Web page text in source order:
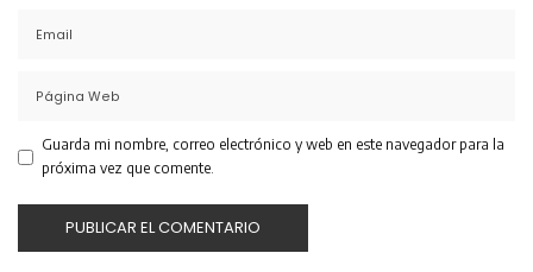
Guarda mi nombre, correo electrónico y web en este navegador para la
próxima vez que comente.